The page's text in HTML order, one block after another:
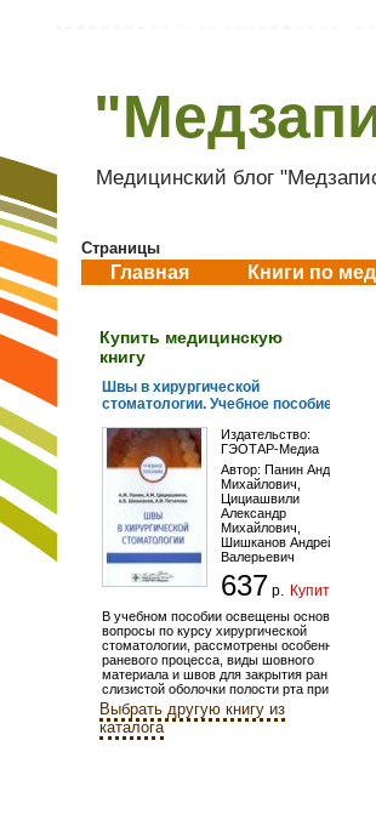
Медицинский блог
Страницы
Главная Книги по
Купить медицинскую
книгу
Швы в хирургической
стоматологии. Учебное пособие
Издательство:
ГЭОТАР-Медиа
Автор: Панин Андрей
Михайлович
Цициашвили
Александр
Михайлович
Шишканов Андрей
Валерьевич
637 р. Купить
В учебном пособии освещены основные
вопросы по курсу хирургической
стоматологии, рассмотрены особенности
раневого процесса, виды шовного
материала и швов для закрытия ран
слизистой оболочки полости рта при...
Выбрать другую книгу из
каталога